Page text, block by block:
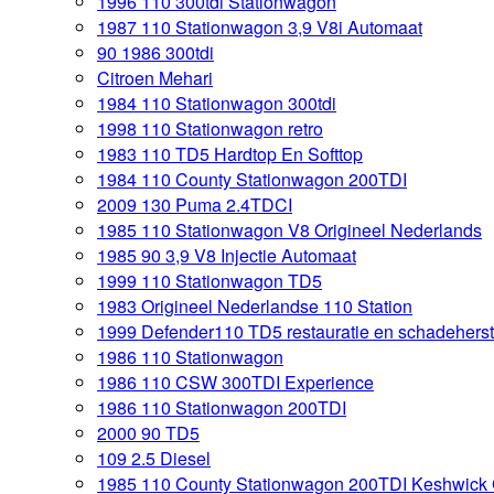
1987 110 Stationwagon 3,9 V8i Automaat
90 1986 300tdi
Citroen Mehari
1984 110 Stationwagon 300tdi
1998 110 Stationwagon retro
1983 110 TD5 Hardtop En Softtop
1984 110 County Stationwagon 200TDI
2009 130 Puma 2.4TDCI
1985 110 Stationwagon V8 Origineel Nederlands
1985 90 3,9 V8 Injectie Automaat
1999 110 Stationwagon TD5
1983 Origineel Nederlandse 110 Station
1999 Defender110 TD5 restauratie en
1986 110 Stationwagon
1986 110 CSW 300TDI Experience
1986 110 Stationwagon 200TDI
2000 90 TD5
109 2.5 Diesel
1985 110 County Stationwagon 200TDI Keshwick